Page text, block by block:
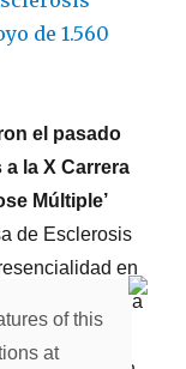
el pasado
la X Carrera
Múltiple’
de Esclerosis
en
pandemia. La
con 1.164
of this
at